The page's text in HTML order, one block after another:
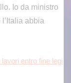
Io da ministro
abbia
entro fine legi